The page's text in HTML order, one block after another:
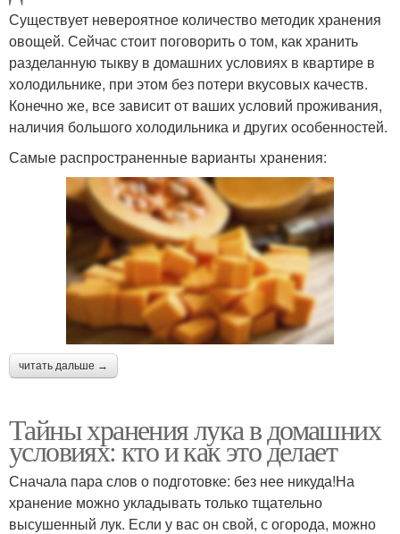
Существует невероятное количество методик хранения
овощей. Сейчас стоит поговорить о том, как хранить
разделанную тыкву в домашних условиях в квартире в
холодильнике, при этом без потери вкусовых качеств.
Конечно же, все зависит от ваших условий проживания,
наличия большого холодильника и других особенностей.
Самые распространенные варианты хранения:
читать дальше →
Тайны хранения лука в домашних
условиях: кто и как это делает
Сначала пара слов о подготовке: без нее никуда!На
хранение можно укладывать только тщательно
высушенный лук. Если у вас он свой, с огорода, можно